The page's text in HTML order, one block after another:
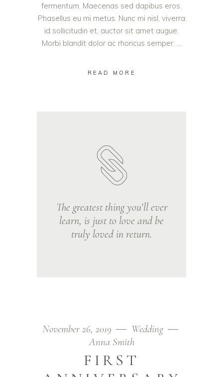
fermentum. Maecenas sed dapibus eros.
Phasellus eu mi metus. Nunc mi nisl, viverra
id sollicitudin et, auctor sit amet augue.
Morbi blandit dolor ac rhoncus semper.
READ MORE
The greatest thing you’ll ever
learn, is just to love and be
truly loved in return.
November 26, 2019
Wedding
Anna Smith
FIRST